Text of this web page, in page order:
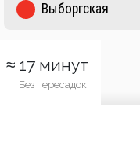
≈ 17 минут
Без пересадок